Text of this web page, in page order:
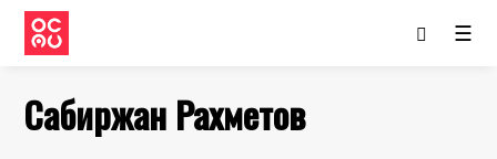
☰
Сабиржан Рахметов